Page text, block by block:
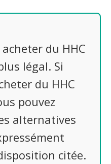
du HHC
légal. Si
du HHC
pouvez
alternatives
citée.